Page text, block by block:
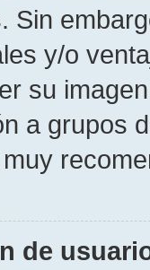
Sin
y/o
su
a grupos
de